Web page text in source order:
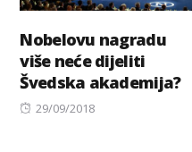
Nobelovu nagradu
više neće dijeliti
Švedska akademija?
Posted
29/09/2018